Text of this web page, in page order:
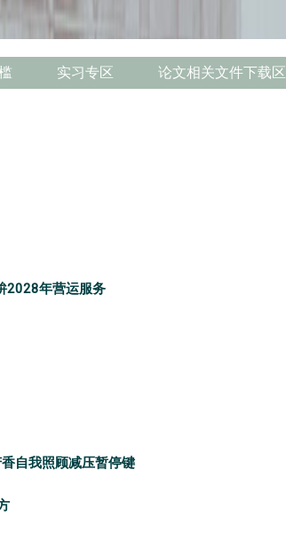
实习专区 论文相关文件下载区
2028年营运服务
自我照顾减压暂停键